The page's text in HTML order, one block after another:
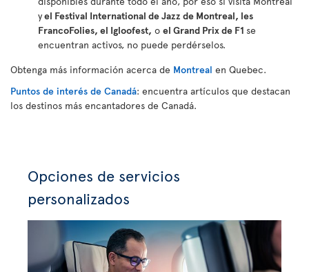
yel Festival International de Jazz de Montreal, les
FrancoFolies, el Igloofest, o el Grand Prix de F1 se
encuentran activos, no puede perdérselos.
Obtenga más información acerca de Montreal en Quebec.
Puntos de interés de Canadá: encuentra artículos que destacan
los destinos más encantadores de Canadá.
Opciones de servicios
personalizados